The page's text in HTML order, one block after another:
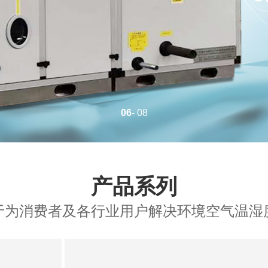
06- 08
产品系列
为消费者及各行业用户解决环境空气温湿